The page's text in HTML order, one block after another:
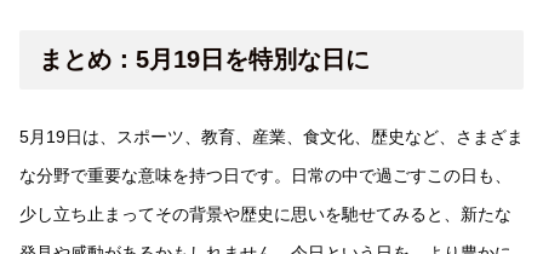
まとめ：5月19日を特別な日に
5月19日は、スポーツ、教育、産業、食文化、歴史など、さまざま
な分野で重要な意味を持つ日です。日常の中で過ごすこの日も、
少し立ち止まってその背景や歴史に思いを馳せてみると、新たな